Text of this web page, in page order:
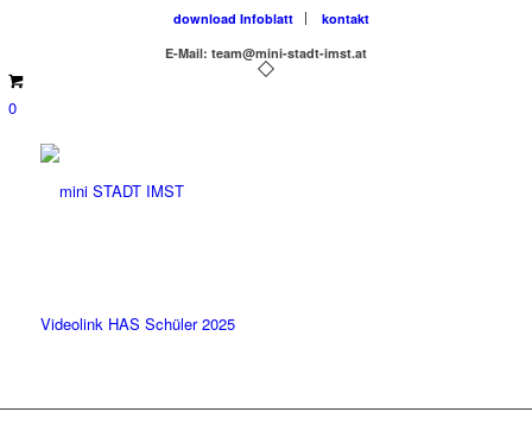
download Infoblatt
kontakt
E-Mail: team@mini-stadt-imst.at
0
Videolink HAS Schüler 2025